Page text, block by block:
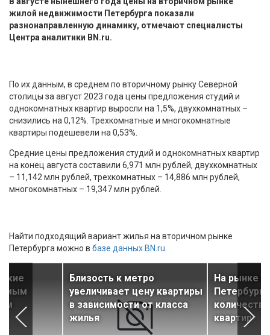
жилой недвижимости Петербурга показали
разнонаправленную динамику, отмечают специалисты
Центра аналитики BN.ru.
По их данным, в среднем по вторичному рынку Северной
столицы за август 2023 года цены предложения студий и
однокомнатных квартир выросли на 1,5%, двухкомнатных –
снизились на 0,12%. Трехкомнатные и многокомнатные
квартиры подешевели на 0,53%.
Средние цены предложения студий и однокомнатных квартир
на конец августа составили 6,971 млн рублей, двухкомнатных
– 11,142 млн рублей, трехкомнатных – 14,886 млн рублей,
многокомнатных – 19,347 млн рублей.
Найти подходящий вариант жилья на вторичном рынке
Петербурга можно в базе данных BN.ru
Близость к метро
увеличивает цену квартиры
в зависимости от класса
жилья
На рынке
квартир